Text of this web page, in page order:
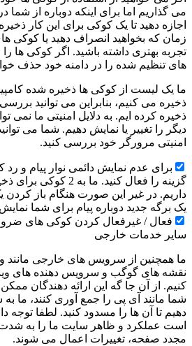
می گذاریم اما برای اینکه دوباره از شما
اجازه دهید تا یک کوکی برای این کار
زمان که بخواهید انصراف دهید یا کوکی
تجربه بهتری داشته باشید. اگر کوکی ها را
های تنظیم شده را در دامنه خود حذف
ما یک لیست از کوکی ها ذخیره شده
ذخیره می کنیم، بنابراین می توانید
ذخیره کرده ایم. به دلایل امنیتی ما نمی
دیگر را تغییر یا نمایش دهیم. شما می
امنیتی مرورگر خود بررسی کنید.
برای عدم نمایش دائمی نوار پیام و
گزینه را فعال کنید. ما
داریم. در غیر این صورت هنگام باز کردن
یک برگه جدید دوباره پیام برای شما
فعال / غیرفعال کردن کوکی های
سایر خدمات خارجی
ما همچنین از سرویس های خارجی
نقشه های گوگب و سرویس دهنده های
کنیم. از آن جا گه این ارائه دهندگان
شما مانند آی پی را جمع آوری کنند، ما
دهیم تا آن ها را مسدود کنید. لطفا توجه
است عملکرد و ظاهر سایت ما را به
مجدد صفحه، تغییرات اعمال می شوند.